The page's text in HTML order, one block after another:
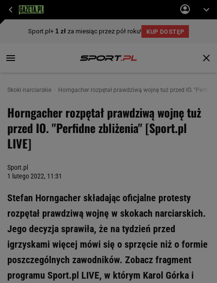
Skoki narciarskie Horngacher rozpętał prawdziwą wojnę tuż przed IO.
Horngacher rozpętał prawdziwą wojnę tuż
przed IO. "Perfidne zbliżenia" [Sport.pl
LIVE]
Sport.pl
1 lutego 2022, 11:31
Stefan Horngacher składając oficjalne protesty
rozpętał prawdziwą wojnę w skokach narciarskich.
Jego decyzja sprawiła, że na tydzień przed
igrzyskami więcej mówi się o sprzęcie niż o formie
poszczególnych zawodników. Zobacz fragment
programu Sport.pl LIVE, w którym Karol Górka i